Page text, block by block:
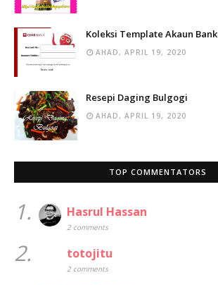
Koleksi Template Akaun Bank
AHAD, APRIL 19, 2020
Resepi Daging Bulgogi
AHAD, APRIL 19, 2020
TOP COMMENTATORS
1. Hasrul Hassan
2 comments
2. totojitu
2 comments